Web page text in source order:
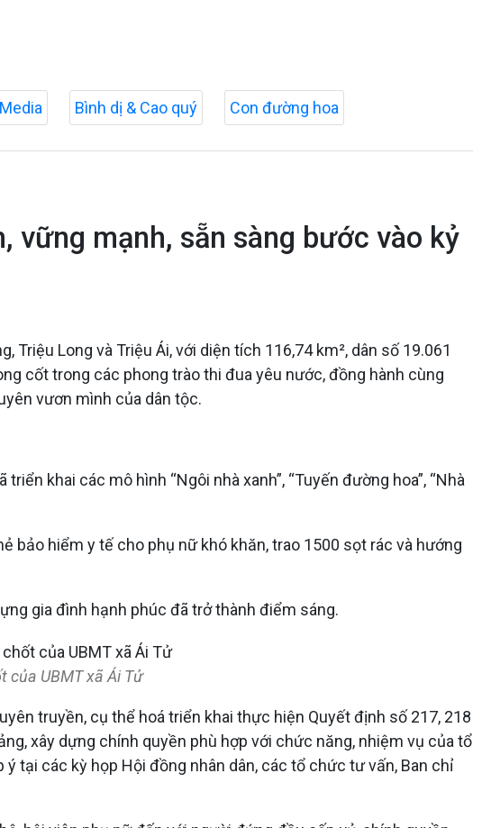
Media Bình dị & Cao quý Con đường hoa
vững mạnh, sẵn sàng bước vào kỷ
Long và Triệu Ái, với diện tích 116,74 km², dân số 19.061
cốt trong các phong trào thi đua yêu nước, đồng hành cùng
vươn mình của dân tộc.
khai các mô hình “Ngôi nhà xanh”, “Tuyến đường hoa”, “Nhà
bảo hiểm y tế cho phụ nữ khó khăn, trao 1500 sọt rác và hướng
gia đình hạnh phúc đã trở thành điểm sáng.
của UBMT xã Ái Tử
truyền, cụ thể hoá triển khai thực hiện Quyết định số 217, 218
xây dựng chính quyền phù hợp với chức năng, nhiệm vụ của tổ
tại các kỳ họp Hội đồng nhân dân, các tổ chức tư vấn, Ban chỉ